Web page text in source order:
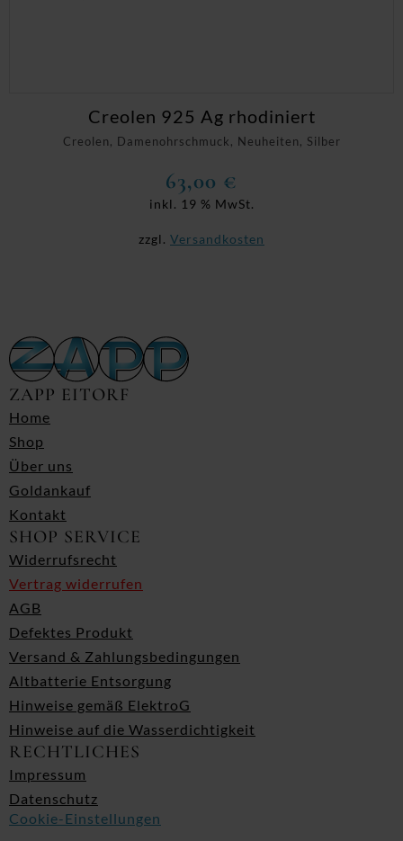
Creolen, Damenohrschmuck, Neuheiten, Silber
Creolen 925 Ag rhodiniert
63,00 €
inkl. 19 % MwSt.
zzgl. Versandkosten
ZAPP EITORF
Home
Shop
Über uns
Goldankauf
Kontakt
SHOP SERVICE
Widerrufsrecht
Vertrag widerrufen
AGB
Defektes Produkt
Versand & Zahlungsbedingungen
Altbatterie Entsorgung
Hinweise gemäß ElektroG
Hinweise auf die Wasserdichtigkeit
RECHTLICHES
Impressum
Datenschutz
Cookie-Einstellungen